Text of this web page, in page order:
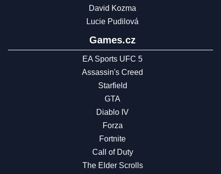
David Kozma
Lucie Pudilová
Games.cz
EA Sports UFC 5
Assassin's Creed
Starfield
GTA
Diablo IV
Forza
Fortnite
Call of Duty
The Elder Scrolls